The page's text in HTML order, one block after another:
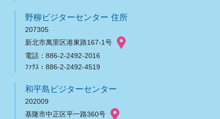
野柳ビジターセンター 住所
207305
新北市萬里区港東路167-1号
電話：886-2-2492-2016
ﾌｧｸｽ：886-2-2492-4519
和平島ビジターセンター
202009
基隆市中正区平一路360号